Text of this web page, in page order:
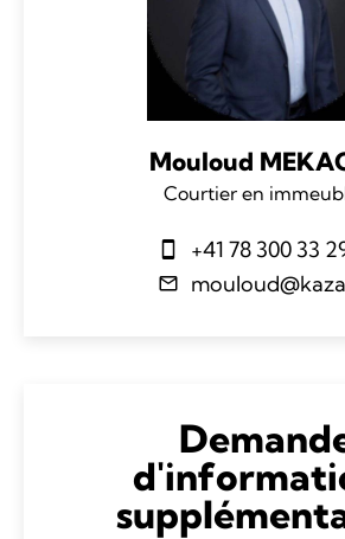
Mouloud
Courtier en
+41 78 300 33